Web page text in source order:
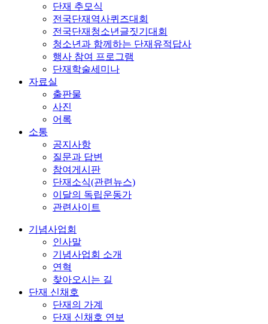
단재 추모식
전국단재역사퀴즈대회
전국단재청소년글짓기대회
청소년과 함께하는 단재유적답사
행사 참여 프로그램
단재학술세미나
자료실
출판물
사진
어록
소통
공지사항
질문과 답변
참여게시판
단재소식(관련뉴스)
이달의 독립운동가
관련사이트
기념사업회
인사말
기념사업회 소개
연혁
찾아오시는 길
단재 신채호
단재의 가계
단재 신채호 연보